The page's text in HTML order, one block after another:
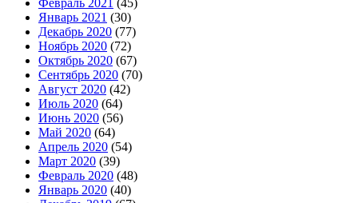
Февраль 2021 (45)
Январь 2021 (30)
Декабрь 2020 (77)
Ноябрь 2020 (72)
Октябрь 2020 (67)
Сентябрь 2020 (70)
Август 2020 (42)
Июль 2020 (64)
Июнь 2020 (56)
Май 2020 (64)
Апрель 2020 (54)
Март 2020 (39)
Февраль 2020 (48)
Январь 2020 (40)